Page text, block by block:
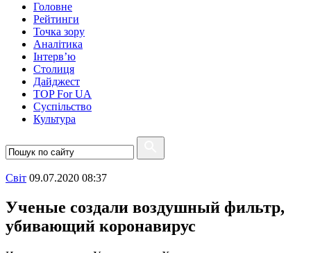
Головне
Рейтинги
Точка зору
Аналітика
Інтерв’ю
Столиця
Дайджест
TOP For UA
Суспiльство
Культура
Свiт 09.07.2020 08:37
Ученые создали воздушный фильтр,
убивающий коронавирус